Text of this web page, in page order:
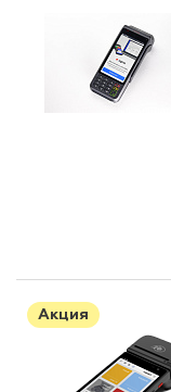
Акция